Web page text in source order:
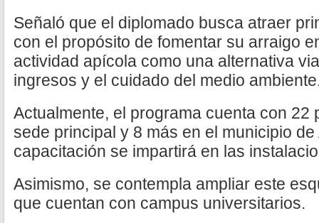
Señaló que el diplomado busca atraer
con el propósito de fomentar su arraigo
actividad apícola como una alternativa
ingresos y el cuidado del medio
Actualmente, el programa cuenta con 22
sede principal y 8 más en el municipio
capacitación se impartirá en las
Asimismo, se contempla ampliar este
que cuentan con campus universitarios.